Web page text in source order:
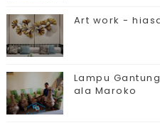
Art work -
Lampu
ala Maroko